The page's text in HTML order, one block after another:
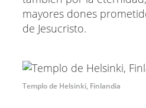
mayores dones
de Jesucristo.
Templo de Helsinki, Finlandia